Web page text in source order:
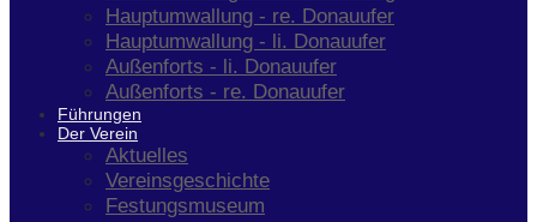
Hauptumwallung - re. Donauufer
Hauptumwallung - li. Donauufer
Außenforts - li. Donauufer
Außenforts - re. Donauufer
Führungen
Der Verein
Aktuelles
Vereinsgeschichte
Festungsmuseum